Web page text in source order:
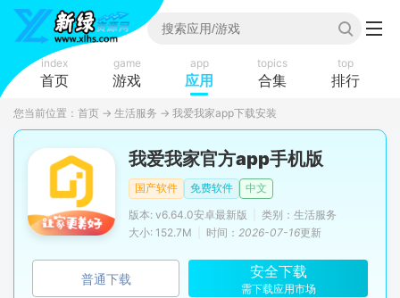
index
首页
game
游戏
app
应用
topics
合集
top
排行
您当前位置： 首页 → 生活服务 → 我爱我家app下载安装
我爱我家官方app手机版
国产软件 免费软件
中文
版本: v6.64.0安卓最新版
类别：生活服务
大小: 152.7M
时间： 2026-07-16更新
普通下载 安全下载
需下载应用市场